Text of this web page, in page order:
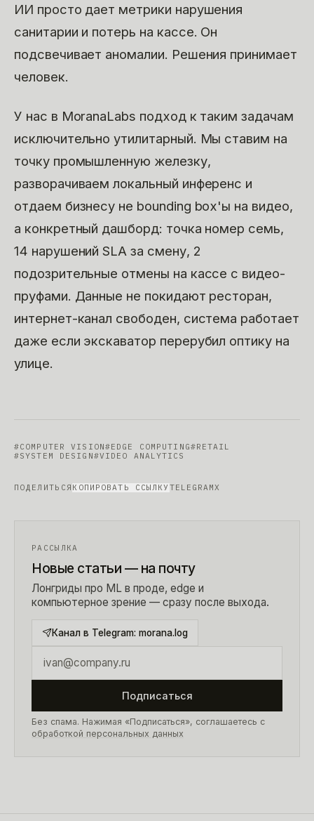
ИИ просто дает метрики нарушения
санитарии и потерь на кассе. Он
подсвечивает аномалии. Решения принимает
человек.
У нас в MoranaLabs подход к таким задачам
исключительно утилитарный. Мы ставим на
точку промышленную железку,
разворачиваем локальный инференс и
отдаем бизнесу не bounding box'ы на видео,
а конкретный дашборд: точка номер семь,
14 нарушений SLA за смену, 2
подозрительные отмены на кассе с видео-
пруфами. Данные не покидают ресторан,
интернет-канал свободен, система работает
даже если экскаватор перерубил оптику на
улице.
#COMPUTER VISION#EDGE COMPUTING#RETAIL
#SYSTEM DESIGN#VIDEO ANALYTICS
ПОДЕЛИТЬСЯ КОПИРОВАТЬ ССЫЛКУ TELEGRAMX
РАССЫЛКА
Новые статьи — на почту
Лонгриды про ML в проде, edge и
компьютерное зрение — сразу после выхода.
Канал в Telegram: morana.log
Подписаться
Без спама. Нажимая «Подписаться», соглашаетесь с
обработкой персональных данных